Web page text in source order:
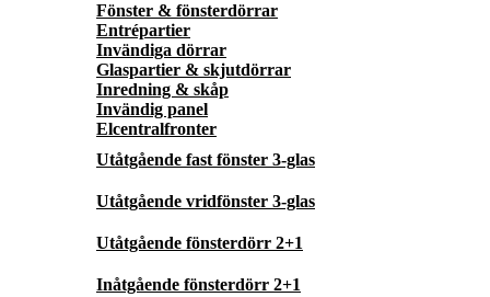
Fönster & fönsterdörrar
Entrépartier
Invändiga dörrar
Glaspartier & skjutdörrar
Inredning & skåp
Invändig panel
Elcentralfronter
Utåtgående fast fönster 3-glas
Utåtgående vridfönster 3-glas
Utåtgående fönsterdörr 2+1
Inåtgående fönsterdörr 2+1